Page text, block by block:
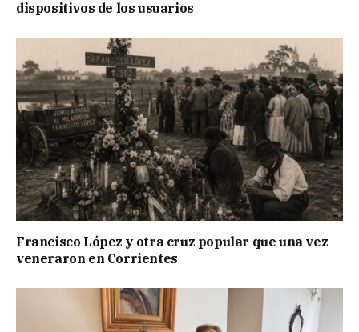
dispositivos de los usuarios
Francisco López y otra cruz popular que una vez
veneraron en Corrientes